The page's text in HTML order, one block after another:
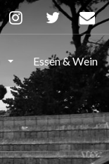
Essen & Wein